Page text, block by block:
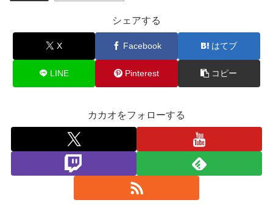
シェアする
X Facebook はてブ
LINE Pinterest コピー
カカオをフォローする